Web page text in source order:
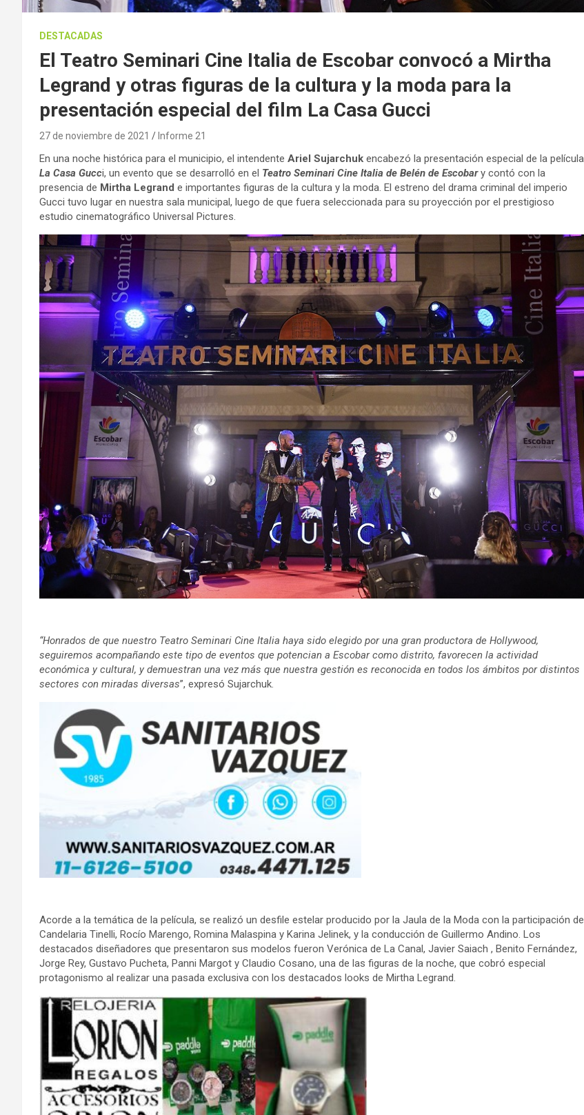
DESTACADAS
El Teatro Seminari Cine Italia de Escobar convocó a Mirtha
Legrand y otras figuras de la cultura y la moda para la
presentación especial del film La Casa Gucci
27 de noviembre de 2021 Informe 21
En una noche histórica para el municipio, el intendente Ariel Sujarchuk encabezó la presentación especial de la película
La Casa Gucci, un evento que se desarrolló en el Teatro Seminari Cine Italia de Belén de Escobary contó con la
presencia de Mirtha Legrand e importantes figuras de la cultura y la moda. El estreno del drama criminal del imperio
Gucci tuvo lugar en nuestra sala municipal, luego de que fuera seleccionada para su proyección por el prestigioso
estudio cinematográfico Universal Pictures.
“Honrados de que nuestro Teatro Seminari Cine Italia haya sido elegido por una gran productora de Hollywood,
seguiremos acompañando este tipo de eventos que potencian a Escobar como distrito, favorecen la actividad
económica y cultural, y demuestran una vez más que nuestra gestión es reconocida en todos los ámbitos por distintos
sectores con miradas diversas”, expresó Sujarchuk.
Acorde a la temática de la película, se realizó un desfile estelar producido por la Jaula de la Moda con la participación de
Candelaria Tinelli, Rocío Marengo, Romina Malaspina y Karina Jelinek, y la conducción de Guillermo Andino. Los
destacados diseñadores que presentaron sus modelos fueron Verónica de La Canal, Javier Saiach , Benito Fernández,
Jorge Rey, Gustavo Pucheta, Panni Margot y Claudio Cosano, una de las figuras de la noche, que cobró especial
protagonismo al realizar una pasada exclusiva con los destacados looks de Mirtha Legrand.